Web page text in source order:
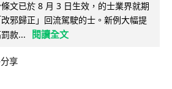
文已於 8 月 3 日生效，的士業界就期
邪歸正」回流駕駛的士。新例大幅提
款...
閱讀全文
分享